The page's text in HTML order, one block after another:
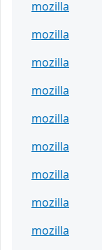
mozilla
mozilla
mozilla
mozilla
mozilla
mozilla
mozilla
mozilla
mozilla